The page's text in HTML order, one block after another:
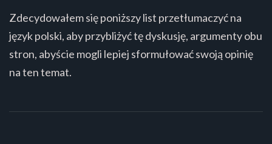
Zdecydowałem się poniższy list przetłumaczyć na
język polski, aby przybliżyć tę dyskusję, argumenty obu
stron, abyście mogli lepiej sformułować swoją opinię
na ten temat.